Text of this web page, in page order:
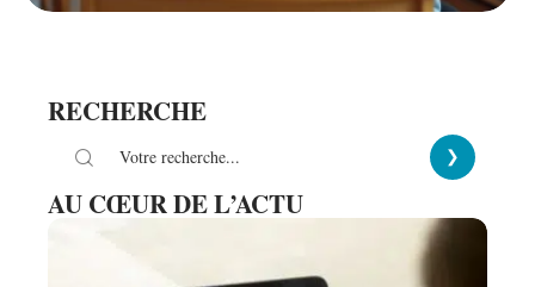
RECHERCHE
AU CŒUR DE L’ACTU